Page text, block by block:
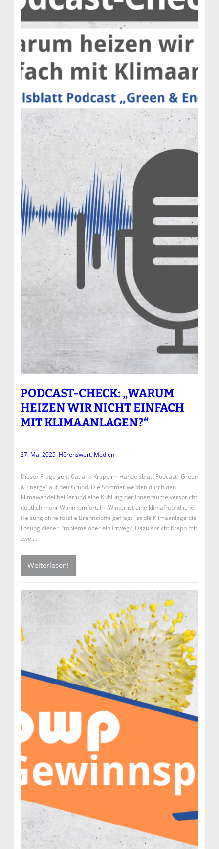
PODCAST-CHECK: „WARUM
HEIZEN WIR NICHT EINFACH
MIT KLIMAANLAGEN?“
27. Mai 2025–Hörenswert, Medien
Dieser Frage geht Catiana Krapp im Handelsblatt Podcast „Green
& Energy“ auf den Grund. Die Sommer werden durch den
Klimawandel heißer und eine Kühlung der Innenräume verspricht
deutlich mehr Wohnkomfort. Im Winter ist eine klimafreundliche
Heizung ohne fossile Brennstoffe gefragt. Ist die Klimaanlage die
Lösung dieser Probleme oder ein Irrweg? Dazu spricht Krapp mit
zwei…
Weiterlesen!